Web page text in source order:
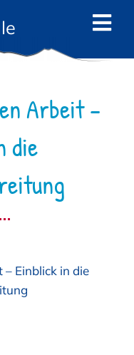
Arbeit –
die
Einblick in die